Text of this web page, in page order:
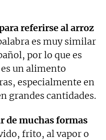
referirse al arroz
es muy similar
por lo que es
un alimento
especialmente en
grandes cantidades.
de muchas formas
frito, al vapor o